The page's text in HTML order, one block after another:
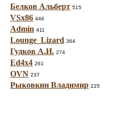
Белков Альберт 515
VSx86 446
Admin 411
Lounge_Lizard 364
Гудков А.И. 274
Ed4x4 261
OVN 237
Рыковкин Владимир 225